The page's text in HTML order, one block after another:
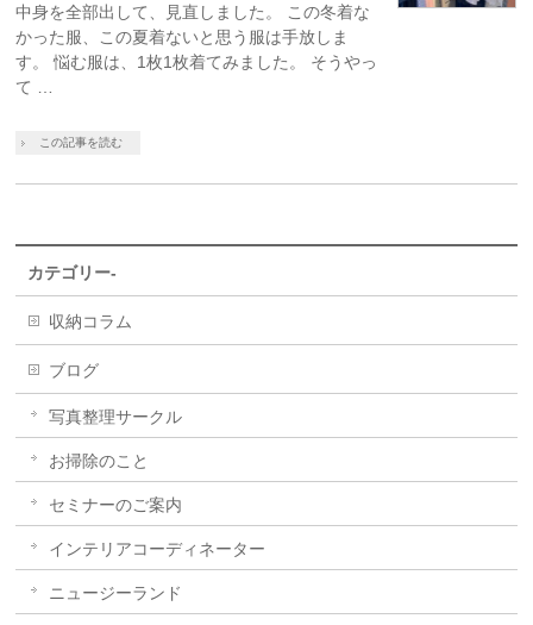
中身を全部出して、見直しました。 この冬着な
かった服、この夏着ないと思う服は手放しま
す。 悩む服は、1枚1枚着てみました。 そうやっ
て …
この記事を読む
カテゴリー-
収納コラム
ブログ
写真整理サークル
お掃除のこと
セミナーのご案内
インテリアコーディネーター
ニュージーランド